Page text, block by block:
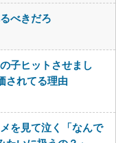
べきだろ
子ヒットさせまし
されてる理由
を見て泣く「なんで